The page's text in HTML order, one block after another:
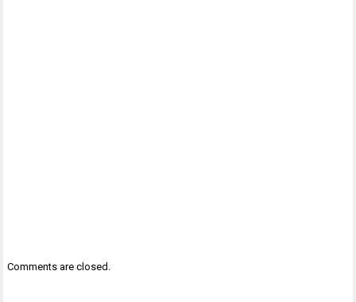
Comments are closed.